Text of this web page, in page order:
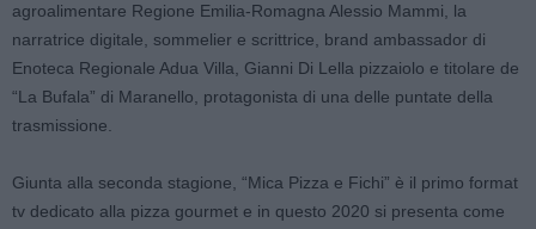
agroalimentare Regione Emilia-Romagna Alessio Mammi, la
narratrice digitale, sommelier e scrittrice, brand ambassador di
Enoteca Regionale Adua Villa, Gianni Di Lella pizzaiolo e titolare de
“La Bufala” di Maranello, protagonista di una delle puntate della
trasmissione.
Giunta alla seconda stagione, “Mica Pizza e Fichi” è il primo format
tv dedicato alla pizza gourmet e in questo 2020 si presenta come